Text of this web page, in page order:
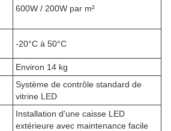
600W / 200W par m²
-20°C à 50°C
Environ 14 kg
Système de contrôle standard de
vitrine LED
Installation d'une caisse LED
extérieure avec maintenance facile